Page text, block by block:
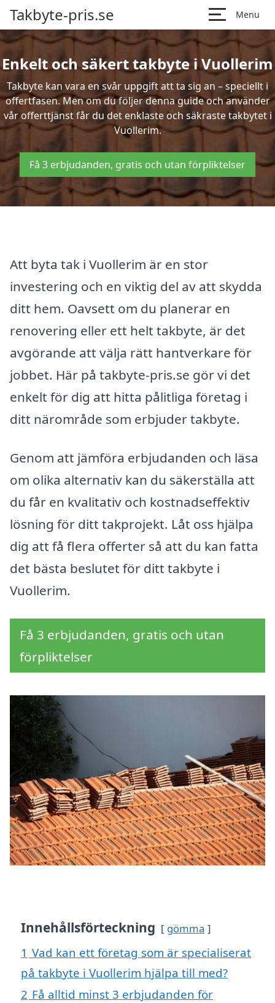
Takbyte-pris.se Menu
Enkelt och säkert takbyte i Vuollerim
Takbyte kan vara en svår uppgift att ta sig an – speciellt i
offertfasen. Men om du följer denna guide och använder
vår offerttjänst får du det enklaste och säkraste takbytet i
Vuollerim.
Få 3 erbjudanden, gratis och utan förpliktelser
Att byta tak i Vuollerim är en stor
investering och en viktig del av att skydda
ditt hem. Oavsett om du planerar en
renovering eller ett helt takbyte, är det
avgörande att välja rätt hantverkare för
jobbet. Här på takbyte-pris.se gör vi det
enkelt för dig att hitta pålitliga företag i
ditt närområde som erbjuder takbyte.
Genom att jämföra erbjudanden och läsa
om olika alternativ kan du säkerställa att
du får en kvalitativ och kostnadseffektiv
lösning för ditt takprojekt. Låt oss hjälpa
dig att få flera offerter så att du kan fatta
det bästa beslutet för ditt takbyte i
Vuollerim.
Få 3 erbjudanden, gratis och utan
förpliktelser
Innehållsförteckning gömma
1 Vad kan ett företag som är specialiserat
på takbyte i Vuollerim hjälpa till med?
2 Få alltid minst 3 erbjudanden för